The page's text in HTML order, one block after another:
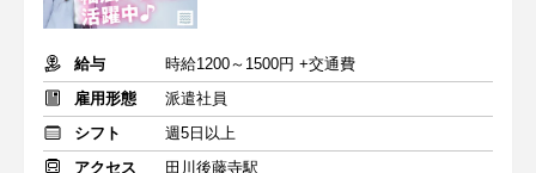
給与
時給1200～1500円 +交通費
雇用形態
派遣社員
シフト
週5日以上
アクセス
田川後藤寺駅